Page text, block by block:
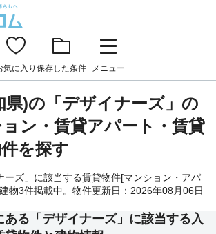
気に入り 保存した条件 メニュー
県)の「デザイナーズ」の
ン・賃貸アパート・賃貸
を探す
ーズ」に該当する賃貸物件[マンション・アパ
物3件掲載中。物件更新日：2026年08月06日
ある「デザイナーズ」に該当する入